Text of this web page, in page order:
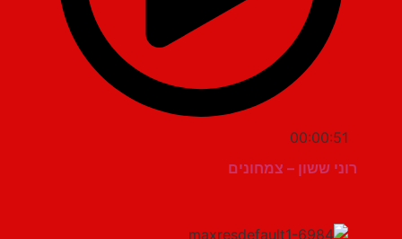
00:00:51
רוני ששון – צמחונים